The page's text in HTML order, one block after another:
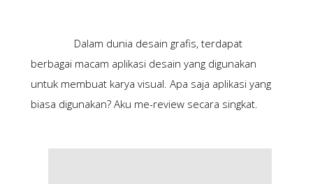
Dalam dunia desain grafis, terdapat
berbagai macam aplikasi desain yang digunakan
untuk membuat karya visual. Apa saja aplikasi yang
biasa digunakan? Aku me-review secara singkat.